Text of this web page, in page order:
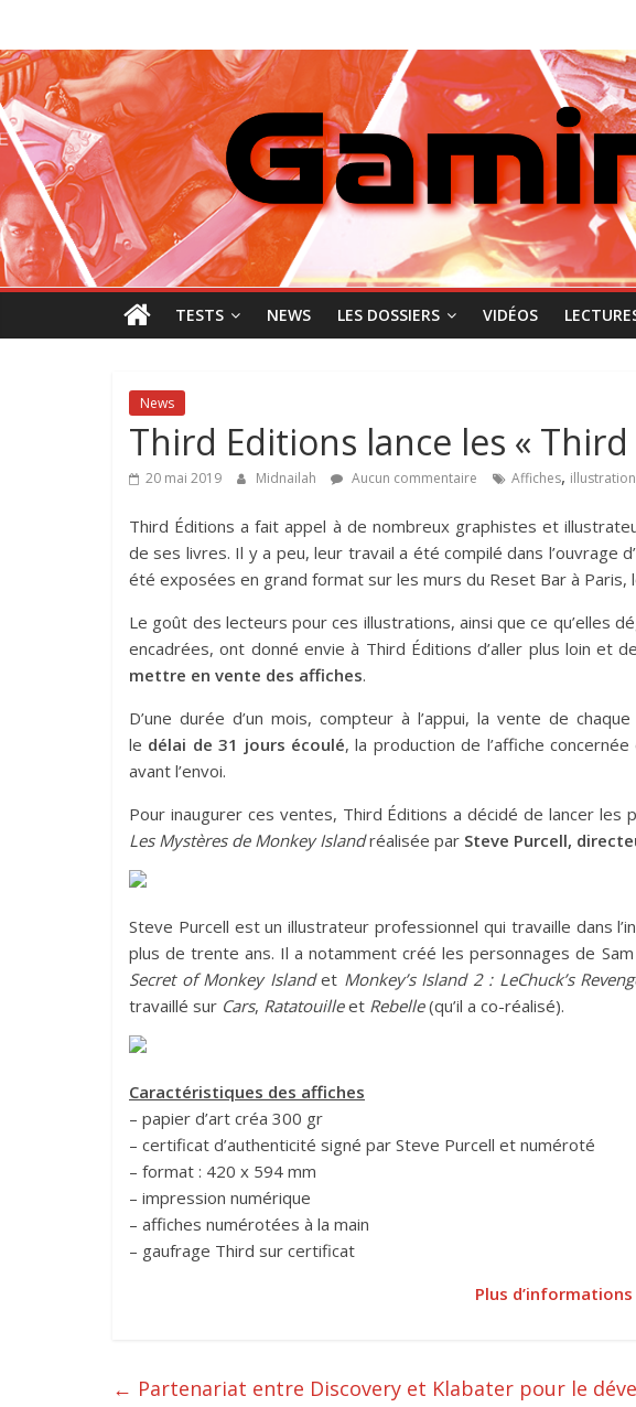
contenu
GamingNewZ
Tests
et
Actu
des
jeux
vidéo
TESTS NEWS LES DOSSIERS VIDÉOS
News
Third Editions lance les «
20 mai 2019 Midnailah Aucun commentaire Affiches,
Third Éditions a fait appel à de nombreux graphistes et
de ses livres. Il y a peu, leur travail a été compilé dans l’ouvrage
été exposées en grand format sur les murs du Reset Bar à Paris,
Le goût des lecteurs pour ces illustrations, ainsi que ce qu’elles
encadrées, ont donné envie à Third Éditions d’aller plus loin et
mettre en vente des affiches.
D’une durée d’un mois, compteur à l’appui, la vente de
le délai de 31 jours écoulé, la production de l’affiche
avant l’envoi.
Pour inaugurer ces ventes, Third Éditions a décidé de lancer les
Les Mystères de Monkey Islandréalisée par Steve Purcell,
Steve Purcell est un illustrateur professionnel qui travaille dans
plus de trente ans. Il a notamment créé les personnages de
Secret of Monkey Islandet Monkey’s Island 2 : LeChuck’s
travaillé sur Cars, Ratatouilleet Rebelle(qu’il a co-réalisé).
Caractéristiques des affiches
– papier d’art créa 300 gr
– certificat d’authenticité signé par Steve Purcell et numéroté
– format : 420 x 594 mm
– impression numérique
– affiches numérotées à la main
– gaufrage Third sur certificat
Plus d’informations
← Partenariat entre Discovery et Klabater pour le